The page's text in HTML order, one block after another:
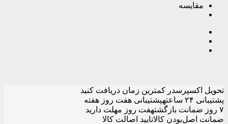
مقایسه
تحویل اکسپرسدر کمترین زمان دریافت کنید
پشتیبانی ۲۴ ساعته
پشتیبانی هفت روز هفته
۷ روز ضمانت بازگشت
هفت روز مهلت دارید
ضمانت اصل‌بودن کالاتایید اصالت کالا